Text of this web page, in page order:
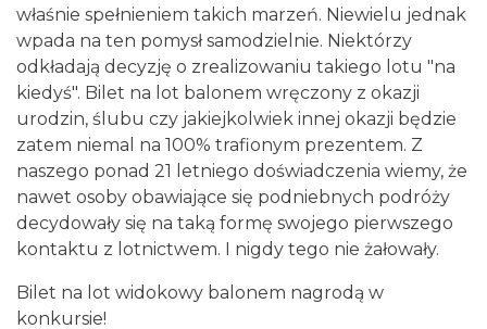
właśnie spełnieniem takich marzeń. Niewielu jednak
wpada na ten pomysł samodzielnie. Niektórzy
odkładają decyzję o zrealizowaniu takiego lotu "na
kiedyś". Bilet na lot balonem wręczony z okazji
urodzin, ślubu czy jakiejkolwiek innej okazji będzie
zatem niemal na 100% trafionym prezentem. Z
naszego ponad 21 letniego doświadczenia wiemy, że
nawet osoby obawiające się podniebnych podróży
decydowały się na taką formę swojego pierwszego
kontaktu z lotnictwem. I nigdy tego nie żałowały.
Bilet na lot widokowy balonem nagrodą w
konkursie!